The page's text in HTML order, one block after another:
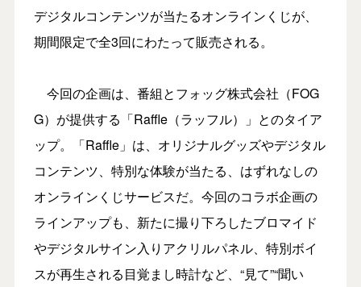
デジタルコンテンツが当たるオンラインくじが、
期間限定で全3回にわたって販売される。
今回の企画は、番組とフォッグ株式会社（FOG
G）が提供する「Raffle（ラッフル）」とのタイア
ップ。「Raffle」は、オリジナルグッズやデジタル
コンテンツ、特別な体験が当たる、はずれなしの
オンラインくじサービスだ。今回のコラボ企画の
ラインアップも、新たに撮り下ろしたブロマイド
やデジタルサイン入りアクリルパネル、特別ボイ
スが再生される目覚まし時計など、“見て”“聞い